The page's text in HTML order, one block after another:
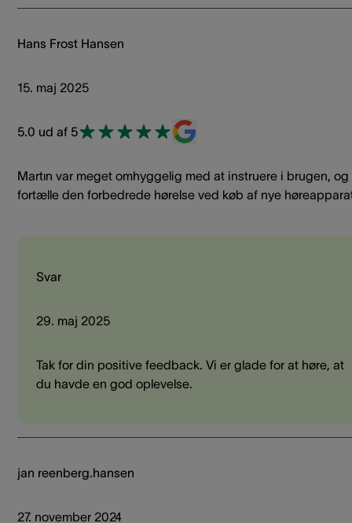
Hans Frost Hansen
15. maj 2025
5.0 ud af 5
Martın var meget omhyggelig med at instruere i brugen, og
fortælle den forbedrede hørelse ved køb af nye
Svar
29. maj 2025
Tak for din positive feedback. Vi er glade for at høre, at
du havde en god oplevelse.
jan reenberg.hansen
27. november 2024